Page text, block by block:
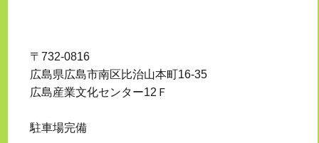
〒732-0816
広島県広島市南区比治山本町16-35
広島産業文化センター12Ｆ
駐車場完備